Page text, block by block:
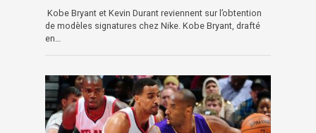
Kobe Bryant et Kevin Durant reviennent sur l’obtention
de modèles signatures chez Nike. Kobe Bryant, drafté
en…